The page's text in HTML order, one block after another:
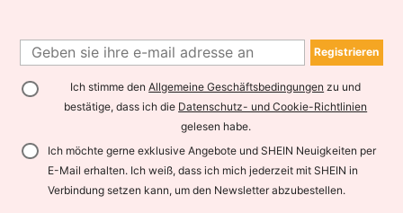
Registrieren
Ich stimme denAllgemeine Geschäftsbedingungen zu und
bestätige, dass ich die Datenschutz- und Cookie-Richtlinien
gelesen habe.
Ich möchte gerne exklusive Angebote und SHEIN Neuigkeiten per
E-Mail erhalten. Ich weiß, dass ich mich jederzeit mit SHEIN in
Verbindung setzen kann, um den Newsletter abzubestellen.